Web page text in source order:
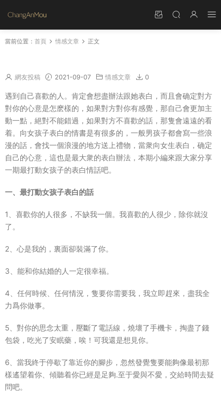
當前位置： 首頁 情感文章 正文
網友投稿 2021-09-07 情感文章 0
遇到自己喜歡的人。肯定會想盡辦法跟她表白，而且會确定對方
對你的心意是怎麽樣的，如果對方對你有感覺，那自己會更加主
動一點，絕對不能錯過，如果對方不喜歡的話，那隻會遠遠的看
着。向女孩子表白的情書是有很多的，一般男孩子都會寫一些浪
漫的話，會找一個浪漫的地方送上禮物，當衆向女生表白，确定
自己的心意，這也是最大衆的表白辦法，本期小編來跟大家分享
一期最打動女孩子的表白情話吧。
一、最打動女孩子表白的話
1、喜歡你的人很多，不缺我一個。我喜歡的人很少，除你就沒
了。
2、心是我的，裏面卻裝滿了你。
3、能和你結婚的人一定很幸福。
4、任何時候、任何情況，隻要你需要我，我立即趕來，盡我全
力爲你做事。
5、對你的思念太重，壓斷了電話線，燒壞了手機卡，掏盡了錢
包袋，吃光了安眠藥，唉！可我還是想見你。
6、當我終于停歇了靠近你的腳步，忽然發覺隻要能夠像最初那
樣遙望着你、傾聽着你已經是足夠.至于愛與不愛，交給時間去疑
問吧。